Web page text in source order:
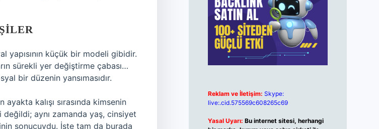
yapısının küçük bir modeli gibidir.
sürekli yer değiştirme çabası…
bir düzenin yansımasıdır.
kalışı sırasında kimsenin
aynı zamanda yaş, cinsiyet
sonucuydu. İşte tam da burada
Reklam ve İletişim: Skype:
live:.cid.575569c608265c69
Yasal Uyarı: Bu internet sitesi, herhangi